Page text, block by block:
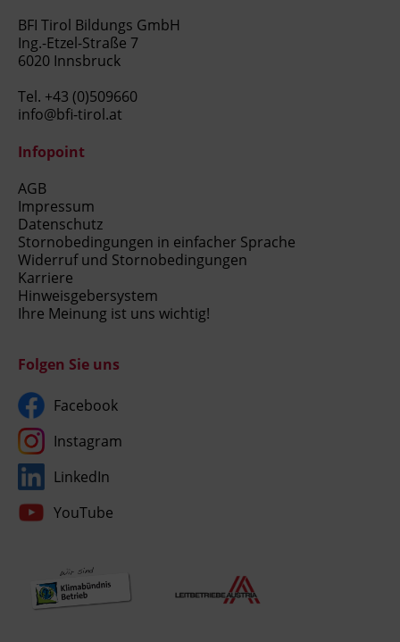
BFI Tirol Bildungs GmbH
Ing.-Etzel-Straße 7
6020 Innsbruck
Tel. +43 (0)509660
info@bfi-tirol.at
Infopoint
AGB
Impressum
Datenschutz
Stornobedingungen in einfacher Sprache
Widerruf und Stornobedingungen
Karriere
Hinweisgebersystem
Ihre Meinung ist uns wichtig!
Folgen Sie uns
Facebook
Instagram
LinkedIn
YouTube